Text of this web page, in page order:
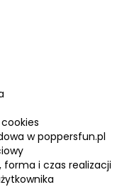
w poppersfun.pl
forma i czas realizacji